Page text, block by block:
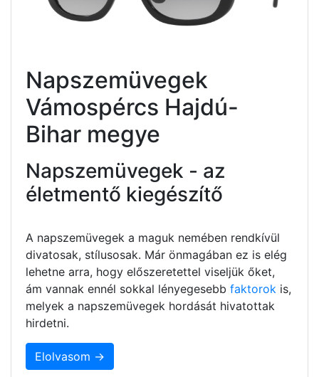
Napszemüvegek
Vámospércs Hajdú-
Bihar megye
Napszemüvegek - az
életmentő kiegészítő
A napszemüvegek a maguk nemében rendkívül
divatosak, stílusosak. Már önmagában ez is elég
lehetne arra, hogy előszeretettel viseljük őket,
ám vannak ennél sokkal lényegesebb faktorok is,
melyek a napszemüvegek hordását hivatottak
hirdetni.
Elolvasom →